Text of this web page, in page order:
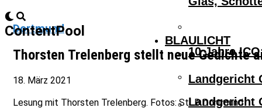
ContentPool
10 Jahre
Landgericht
BLAULICHT
Landgericht
Dortmund
Thorsten Trelenberg stellt neue Gedichte
18. März 2021
Lesung mit Thorsten Trelenberg. Fotos: StLB Dortmund